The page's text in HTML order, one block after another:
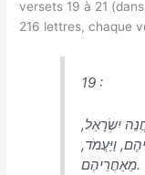
versets 19 à 21
216 lettres, chaque
19 :
יִשְׂרָאֵל,
וַיַּעֲמֹד,
מֵאַחֲרֵיהֶם.